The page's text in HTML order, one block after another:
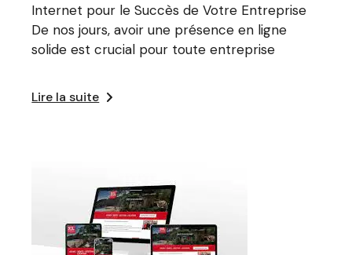
Internet pour le Succès de Votre Entreprise
De nos jours, avoir une présence en ligne
solide est crucial pour toute entreprise
Lire la suite